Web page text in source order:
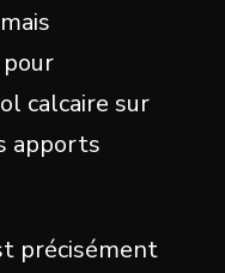
calcaire sur
apports
précisément